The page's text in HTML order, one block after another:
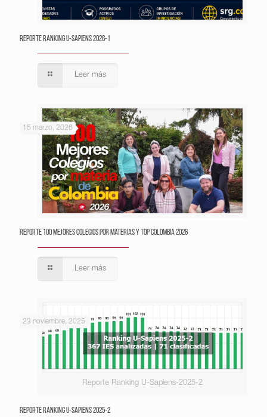
Reporte Ranking U-Sapiens 2026-1
Leer más
15 marzo, 2026
Reporte 100 Mejores Colegios por Materias y Top Colombia 2026
Leer más
Reporte Ranking U-Sapiens-2025-2
23 noviembre, 2025
Reporte Ranking U-Sapiens 2025-2